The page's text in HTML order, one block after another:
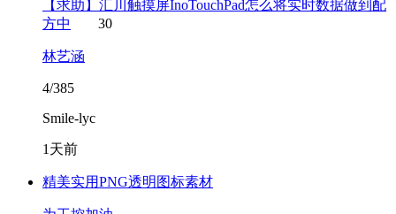
【求助】汇川触摸屏InoTouchPad怎么将实时数据做到配
方中
30
林艺涵
4/385
Smile-lyc
1天前
精美实用PNG透明图标素材